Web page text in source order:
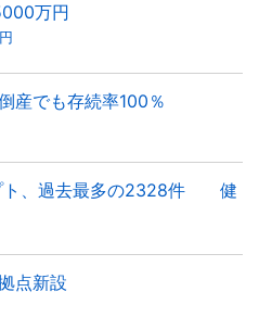
万円
産でも存続率100％
ト、過去最多の2328件 健
点新設